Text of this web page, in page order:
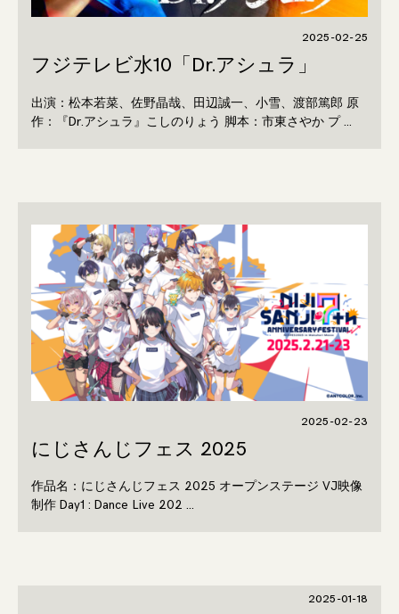
2025-02-25
フジテレビ水10「Dr.アシュラ」
出演：松本若菜、佐野晶哉、田辺誠一、小雪、渡部篤郎 原
作：『Dr.アシュラ』こしのりょう 脚本：市東さやか プ …
2025-02-23
にじさんじフェス 2025
作品名：にじさんじフェス 2025 オープンステージ VJ映像
制作 Day1 : Dance Live 202 …
2025-01-18